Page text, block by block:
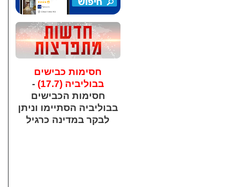
חסימות כבישים
בבוליביה (17.7)
-
חסימות הכבישים
בבוליביה הסתיימו וניתן
לבקר במדינה כרגיל